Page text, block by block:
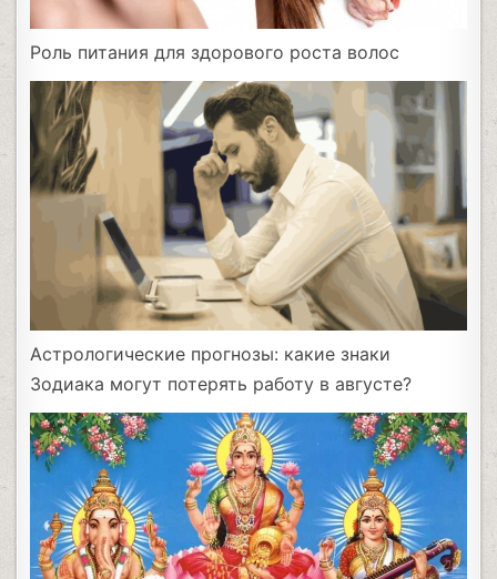
Роль питания для здорового роста волос
Астрологические прогнозы: какие знаки
Зодиака могут потерять работу в августе?